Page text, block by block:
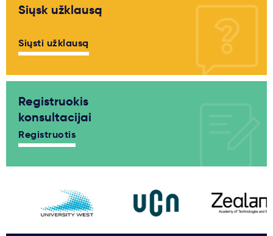
Siųsk užklausą
Siųsti užklausą
Registruokis
konsultacijai
Registruotis